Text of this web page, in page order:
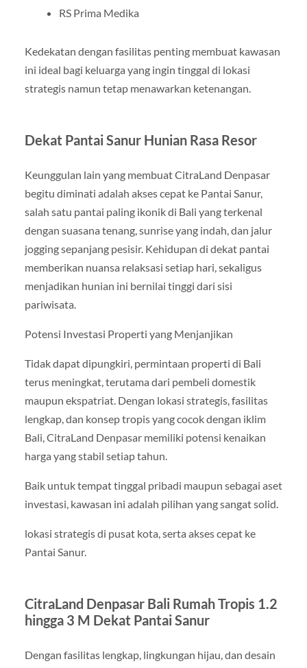
RS Prima Medika
Kedekatan dengan fasilitas penting membuat kawasan
ini ideal bagi keluarga yang ingin tinggal di lokasi
strategis namun tetap menawarkan ketenangan.
Dekat Pantai Sanur Hunian Rasa Resor
Keunggulan lain yang membuat CitraLand Denpasar
begitu diminati adalah akses cepat ke Pantai Sanur,
salah satu pantai paling ikonik di Bali yang terkenal
dengan suasana tenang, sunrise yang indah, dan jalur
jogging sepanjang pesisir. Kehidupan di dekat pantai
memberikan nuansa relaksasi setiap hari, sekaligus
menjadikan hunian ini bernilai tinggi dari sisi
pariwisata.
Potensi Investasi Properti yang Menjanjikan
Tidak dapat dipungkiri, permintaan properti di Bali
terus meningkat, terutama dari pembeli domestik
maupun ekspatriat. Dengan lokasi strategis, fasilitas
lengkap, dan konsep tropis yang cocok dengan iklim
Bali, CitraLand Denpasar memiliki potensi kenaikan
harga yang stabil setiap tahun.
Baik untuk tempat tinggal pribadi maupun sebagai aset
investasi, kawasan ini adalah pilihan yang sangat solid.
lokasi strategis di pusat kota, serta akses cepat ke
Pantai Sanur.
CitraLand Denpasar Bali Rumah Tropis 1.2
hingga 3 M Dekat Pantai Sanur
Dengan fasilitas lengkap, lingkungan hijau, dan desain